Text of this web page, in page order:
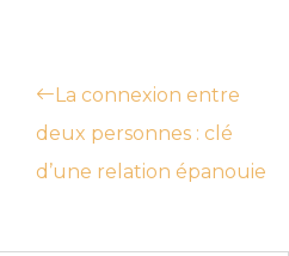
La connexion entre
deux personnes : clé
d’une relation épanouie